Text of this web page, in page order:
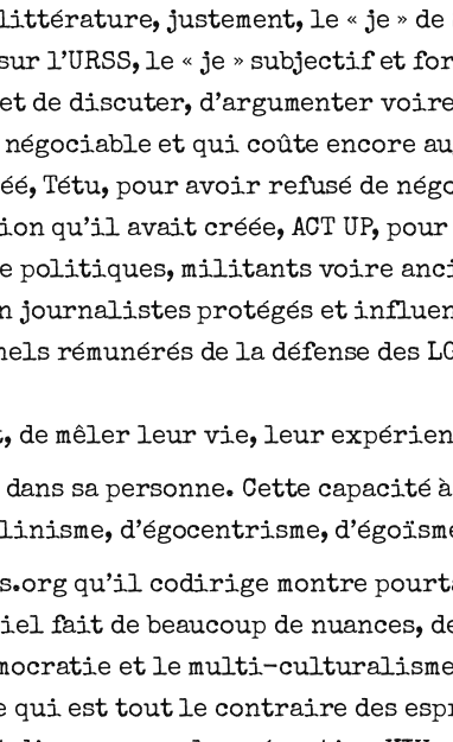
justement, le « je » de
sur l’URSS, le « je » subjectif et
de discuter, d’argumenter
négociable et qui coûte
Tétu, pour avoir refusé de
qu’il avait créée, ACT UP,
politiques, militants voire
journalistes protégés et
rémunérés de la défense des
de mêler leur vie, leur
sa personne. Cette capacité
d’égocentrisme,
qu’il codirige montre
fait de beaucoup de nuances,
et le multi-
qui est tout le contraire des